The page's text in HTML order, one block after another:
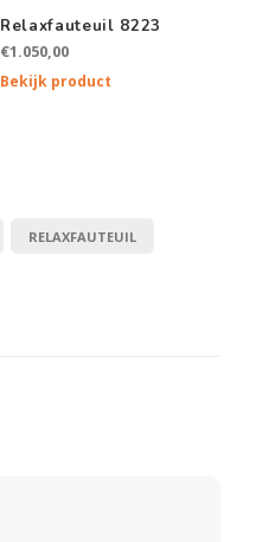
Relaxfauteuil 8223
€1.050,00
Bekijk product
RELAXFAUTEUIL